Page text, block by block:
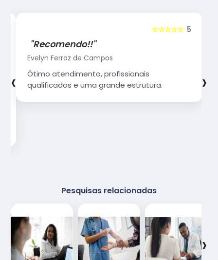
5
☆☆☆☆☆
"Recomendo!!"
Evelyn Ferraz de Campos
Ótimo atendimento, profissionais
qualificados e uma grande estrutura.
‹ ›
Pesquisas relacionadas
‹ ›